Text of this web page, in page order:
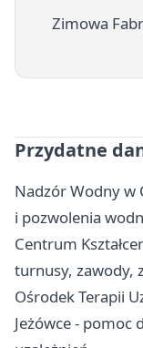
Zimowa
Przydatne
Nadzór Wodny w
i pozwolenia
Centrum
turnusy, zawody,
Ośrodek Terapii
Jeżówce - pomoc